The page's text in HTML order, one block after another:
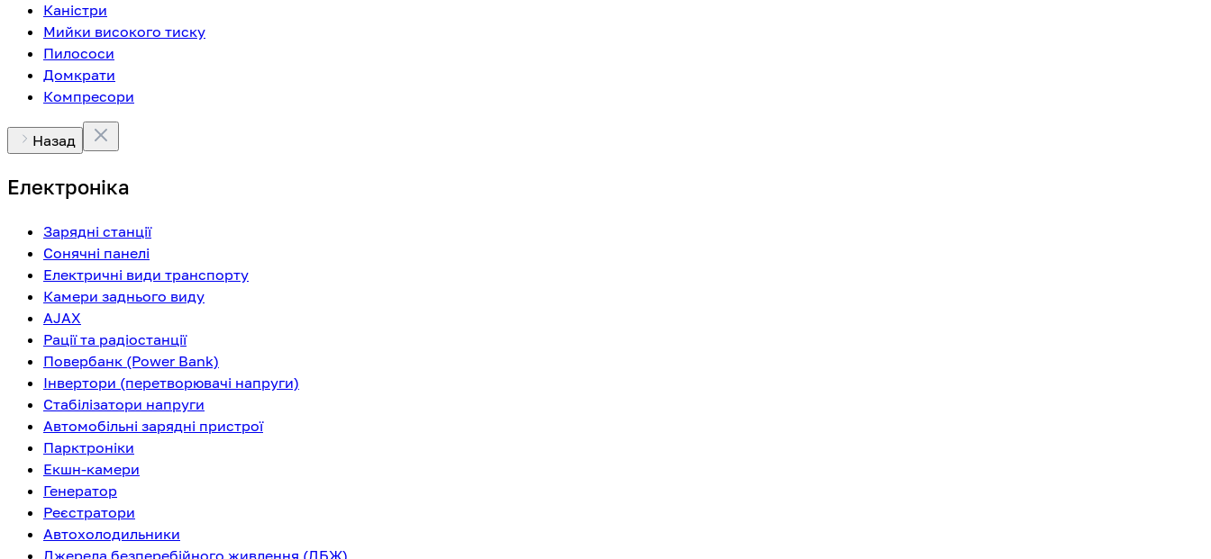
Каністри
Мийки високого тиску
Пилососи
Домкрати
Компресори
Назад
Електроніка
Зарядні станції
Сонячні панелі
Електричні види транспорту
Камери заднього виду
AJAX
Рації та радіостанції
Повербанк (Power Bank)
Інвертори (перетворювачі напруги)
Стабілізатори напруги
Автомобільні зарядні пристрої
Парктроніки
Екшн-камери
Генератор
Реєстратори
Автохолодильники
Джерела безперебійного живлення (ДБЖ)